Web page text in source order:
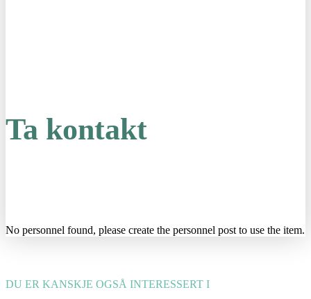
Ta kontakt
No personnel found, please create the personnel post to use the item.
DU ER KANSKJE OGSÅ INTERESSERT I